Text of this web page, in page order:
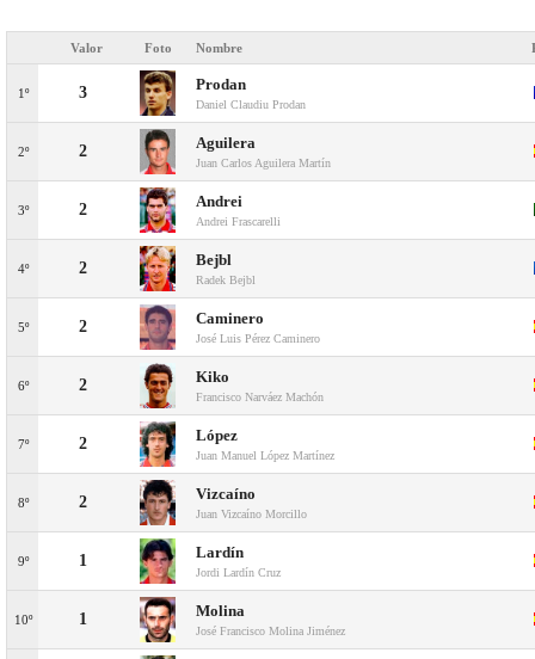
Valor Foto Nombre
1º 3 Prodan
Daniel Claudiu Prodan
2º 2 Aguilera
Juan Carlos Aguilera Martín
3º 2 Andrei
Andrei Frascarelli
4º 2 Bejbl
Radek Bejbl
5º 2 Caminero
José Luis Pérez Caminero
6º 2 Kiko
Francisco Narváez Machón
7º 2 López
Juan Manuel López Martínez
8º 2 Vizcaíno
Juan Vizcaíno Morcillo
9º 1 Lardín
Jordi Lardín Cruz
10º 1 Molina
José Francisco Molina Jiménez